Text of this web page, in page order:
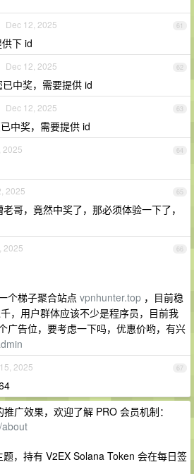
61
Dec 12, 2025
下 id
62
Dec 12, 2025
中奖，需要提供 id
63
Dec 12, 2025
中奖，需要提供 id
64
2025
65
2025
哥，竟然中奖了，那必须体验一下了，
66
2025
个梯子聚合站点 vpnhunter.top ，目前稳
，用户群体应该不少是程序员，目前我
广告位，要考虑一下吗，优惠价哟，有兴
67
2025
广效果，欢迎了解 PRO 会员机制：
，持有 V2EX Solana Token 会在每日签